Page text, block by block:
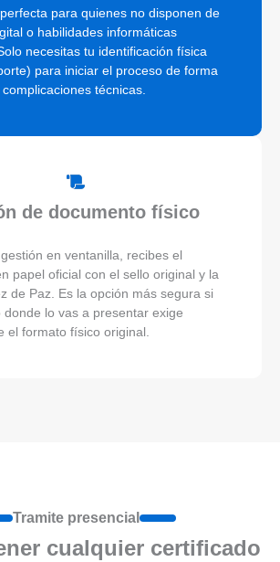
para quienes no disponen de
o habilidades informáticas
necesitas tu identificación física
para iniciar el proceso de forma
técnicas.
de documento físico
en ventanilla, recibes el
papel oficial con el sello original y la
de Paz. Es la opción más segura si
donde lo vas a presentar exige
el formato físico original.
Tramite presencial
cualquier certificado